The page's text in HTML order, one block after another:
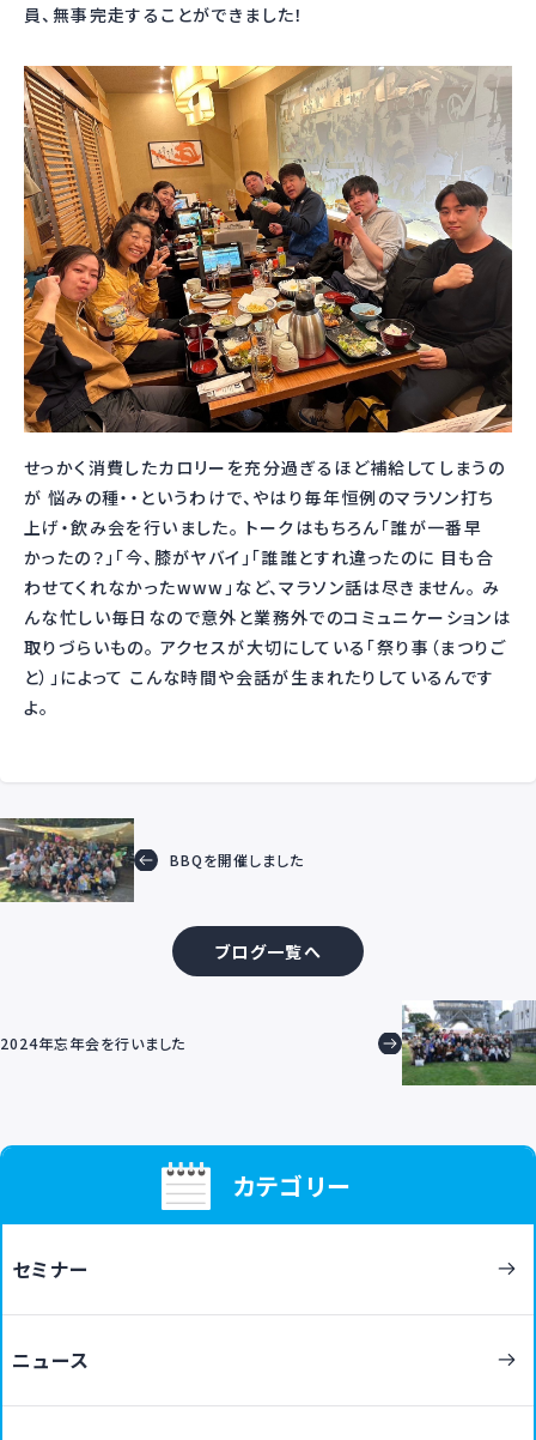
員、無事完走することができました！
せっかく消費したカロリーを充分過ぎるほど補給してしまうの
が 悩みの種・・というわけで、やはり毎年恒例のマラソン打ち
上げ・飲み会を行いました。 トークはもちろん「誰が一番早
かったの？」「今、膝がヤバイ」「誰誰とすれ違ったのに 目も合
わせてくれなかったwww」など、マラソン話は尽きません。 み
んな忙しい毎日なので意外と業務外でのコミュニケーションは
取りづらいもの。 アクセスが大切にしている「祭り事（まつりご
と）」によって こんな時間や会話が生まれたりしているんです
よ。
BBQを開催しました
ブログ一覧へ
2024年忘年会を行いました
カテゴリー
セミナー
ニュース